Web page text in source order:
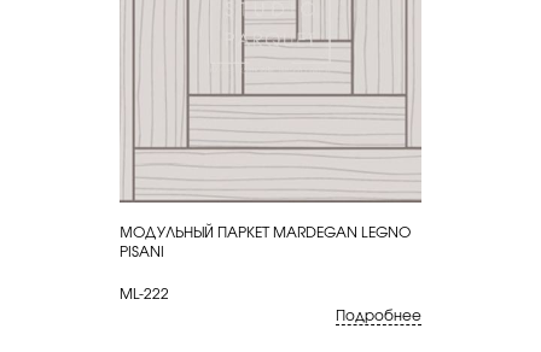
КУПИТЬ
МОДУЛЬНЫЙ ПАРКЕТ MARDEGAN LEGNO
PISANI
ML-222
Подробнее